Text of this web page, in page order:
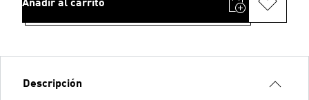
Añadir al carrito
Descripción